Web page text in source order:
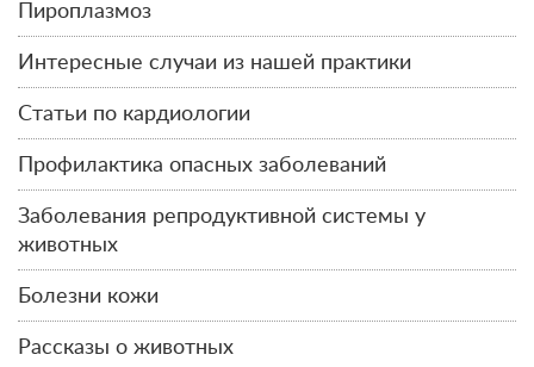
Пироплазмоз
Интересные случаи из нашей практики
Статьи по кардиологии
Профилактика опасных заболеваний
Заболевания репродуктивной системы у
животных
Болезни кожи
Рассказы о животных